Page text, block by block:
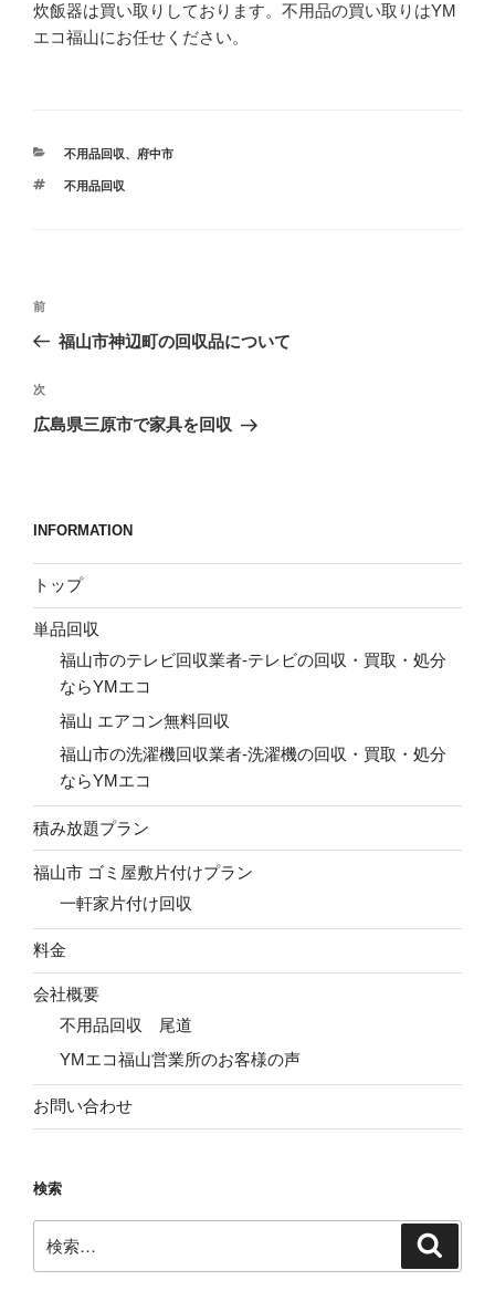
炊飯器は買い取りしております。不用品の買い取りはYM
エコ福山にお任せください。
カ
ゴ
不用品回収、 府中市
タ
不用品回収
投
ナ
ビ
ゲ
ン
前
の
稿
前
福山市神辺町の回収品について
次
の
次
広島県三原市で家具を回収
INFORMATION
トップ
単品回収
福山市のテレビ回収業者-テレビの回収・買取・処分
ならYMエコ
福山 エアコン無料回収
福山市の洗濯機回収業者-洗濯機の回収・買取・処分
ならYMエコ
積み放題プラン
福山市 ゴミ屋敷片付けプラン
一軒家片付け回収
料金
会社概要
不用品回収 尾道
YMエコ福山営業所のお客様の声
お問い合わせ
検索
索: